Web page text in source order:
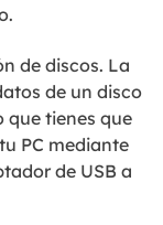
de discos. La
de un disco
tienes que
PC mediante
de USB a